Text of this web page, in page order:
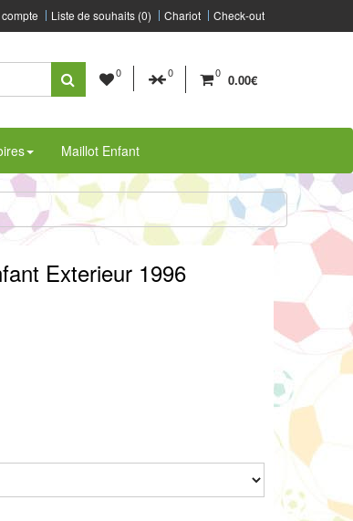
Liste de souhaits (0) Chariot Check-out
0 0 0 0.00€
Maillot Enfant
Exterieur 1996